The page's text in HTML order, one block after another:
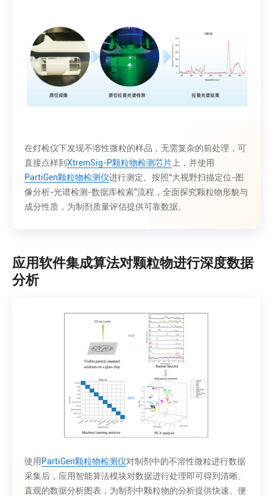
在灯检仪下发现不溶性微粒的样品，无需复杂的前处理，可
直接点样到 XtremSig-P颗粒物检测芯片 上，并使用
PartiGen颗粒物检测仪进行测定。按照“大视野扫描定位-图
像分析-光谱检测-数据库检索”流程，全面探究颗粒物形貌与
成分性质，为制剂质量评估提供可靠数据。
应用软件集成算法对颗粒物进行深度数据
分析
使用 PartiGen颗粒物检测仪对制剂中的不溶性微粒进行数据
采集后，应用智能算法模块对数据进行处理即可得到清晰、
直观的数据分析图表，为制剂中颗粒物的分析提供快速、便